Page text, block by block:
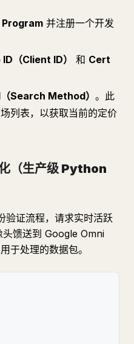
并注册一个开发
（Client ID） 和 Cert
Search Method） 。此
列表，以获取当前的定价
（生产级 Python
验证流程，请求实时活跃
头馈送到 Google Omni
于处理的数据包。